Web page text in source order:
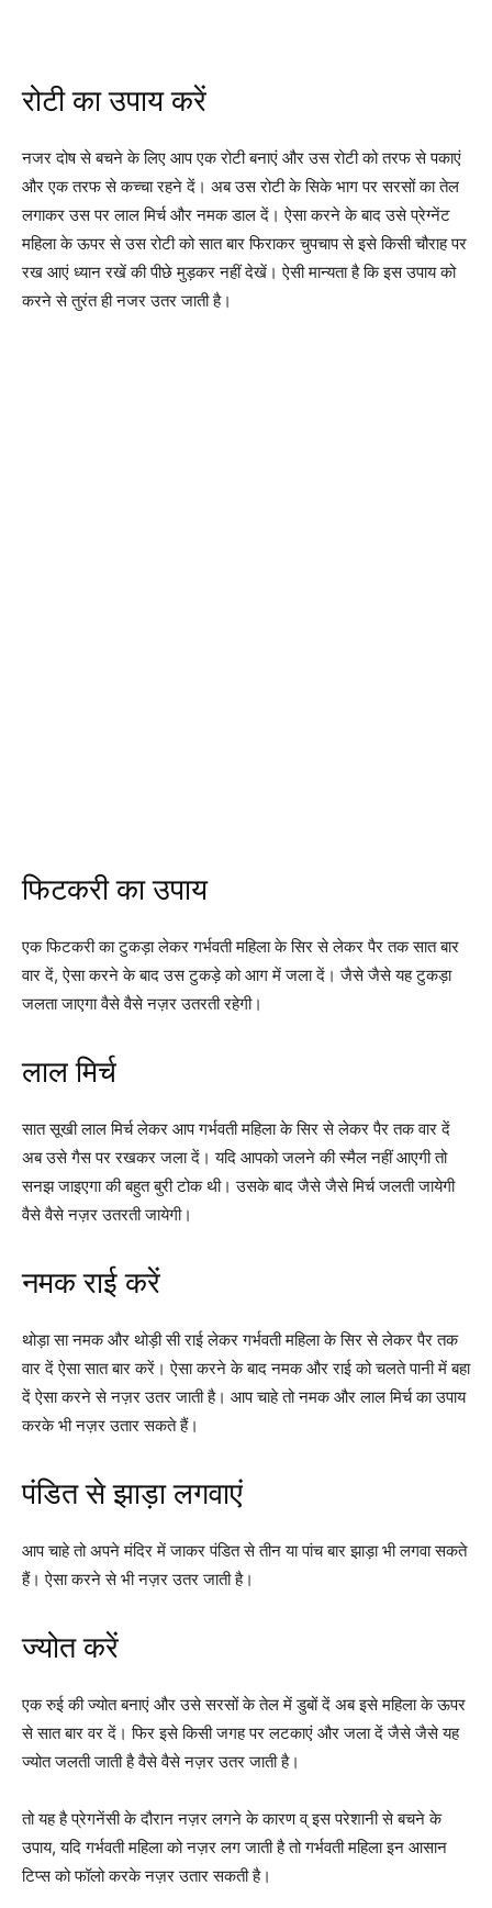
रोटी का उपाय करें
नजर दोष से बचने के लिए आप एक रोटी बनाएं और उस रोटी को तरफ से पकाएं
और एक तरफ से कच्चा रहने दें। अब उस रोटी के सिके भाग पर सरसों का तेल
लगाकर उस पर लाल मिर्च और नमक डाल दें। ऐसा करने के बाद उसे प्रेग्नेंट
महिला के ऊपर से उस रोटी को सात बार फिराकर चुपचाप से इसे किसी चौराह पर
रख आएं ध्यान रखें की पीछे मुड़कर नहीं देखें। ऐसी मान्यता है कि इस उपाय को
करने से तुरंत ही नजर उतर जाती है।
फिटकरी का उपाय
एक फिटकरी का टुकड़ा लेकर गर्भवती महिला के सिर से लेकर पैर तक सात बार
वार दें, ऐसा करने के बाद उस टुकड़े को आग में जला दें। जैसे जैसे यह टुकड़ा
जलता जाएगा वैसे वैसे नज़र उतरती रहेगी।
लाल मिर्च
सात सूखी लाल मिर्च लेकर आप गर्भवती महिला के सिर से लेकर पैर तक वार दें
अब उसे गैस पर रखकर जला दें। यदि आपको जलने की स्मैल नहीं आएगी तो
सनझ जाइएगा की बहुत बुरी टोक थी। उसके बाद जैसे जैसे मिर्च जलती जायेगी
वैसे वैसे नज़र उतरती जायेगी।
नमक राई करें
थोड़ा सा नमक और थोड़ी सी राई लेकर गर्भवती महिला के सिर से लेकर पैर तक
वार दें ऐसा सात बार करें। ऐसा करने के बाद नमक और राई को चलते पानी में बहा
दें ऐसा करने से नज़र उतर जाती है। आप चाहे तो नमक और लाल मिर्च का उपाय
करके भी नज़र उतार सकते हैं।
पंडित से झाड़ा लगवाएं
आप चाहे तो अपने मंदिर में जाकर पंडित से तीन या पांच बार झाड़ा भी लगवा सकते
हैं। ऐसा करने से भी नज़र उतर जाती है।
ज्योत करें
एक रुई की ज्योत बनाएं और उसे सरसों के तेल में डुबों दें अब इसे महिला के ऊपर
से सात बार वर दें। फिर इसे किसी जगह पर लटकाएं और जला दें जैसे जैसे यह
ज्योत जलती जाती है वैसे वैसे नज़र उतर जाती है।
तो यह है प्रेगनेंसी के दौरान नज़र लगने के कारण व् इस परेशानी से बचने के
उपाय, यदि गर्भवती महिला को नज़र लग जाती है तो गर्भवती महिला इन आसान
टिप्स को फॉलो करके नज़र उतार सकती है।